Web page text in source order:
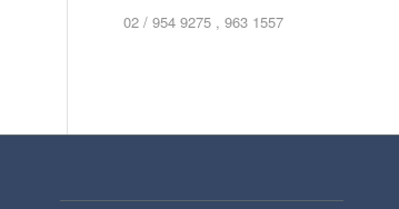
02 / 954 9275 , 963 1557